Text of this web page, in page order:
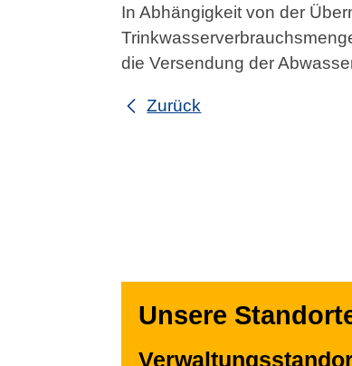
In Abhängigkeit von der
die Versendung der
Zurück
Unsere